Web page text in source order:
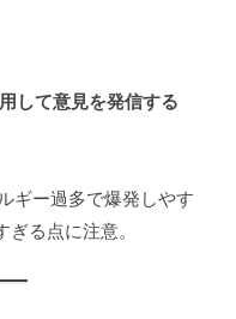
して意見を発信する
ギー過多で爆発しやす
る点に注意。